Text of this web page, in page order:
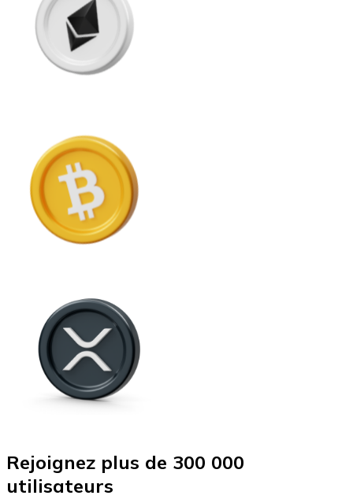
Rejoignez plus de 300 000
utilisateurs